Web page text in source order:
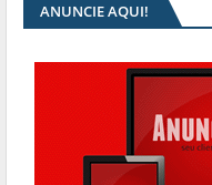
ANUNCIE AQUI!